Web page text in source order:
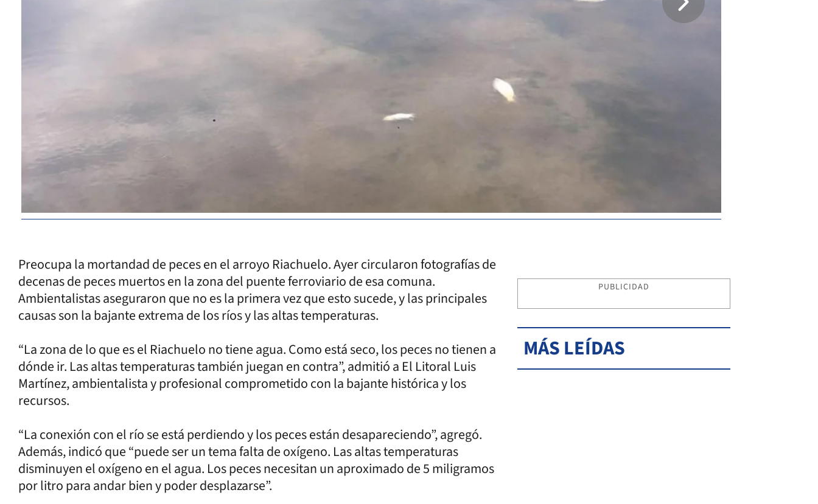
Preocupa la mortandad de peces en el arroyo Riachuelo. Ayer circularon fotografías de
decenas de peces muertos en la zona del puente ferroviario de esa comuna.
Ambientalistas aseguraron que no es la primera vez que esto sucede, y las principales
causas son la bajante extrema de los ríos y las altas temperaturas.
“La zona de lo que es el Riachuelo no tiene agua. Como está seco, los peces no tienen a
dónde ir. Las altas temperaturas también juegan en contra”, admitió a El Litoral Luis
Martínez, ambientalista y profesional comprometido con la bajante histórica y los
recursos.
“La conexión con el río se está perdiendo y los peces están desapareciendo”, agregó.
Además, indicó que “puede ser un tema falta de oxígeno. Las altas temperaturas
disminuyen el oxígeno en el agua. Los peces necesitan un aproximado de 5 miligramos
por litro para andar bien y poder desplazarse”.
PUBLICIDAD
MÁS LEÍDAS